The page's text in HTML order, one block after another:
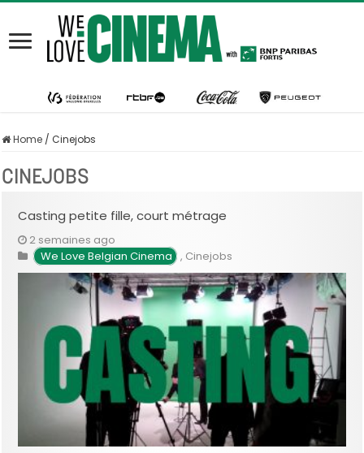
Home / Cinejobs
CINEJOBS
Casting petite fille, court métrage
2 semaines ago
We Love Belgian Cinema , Cinejobs